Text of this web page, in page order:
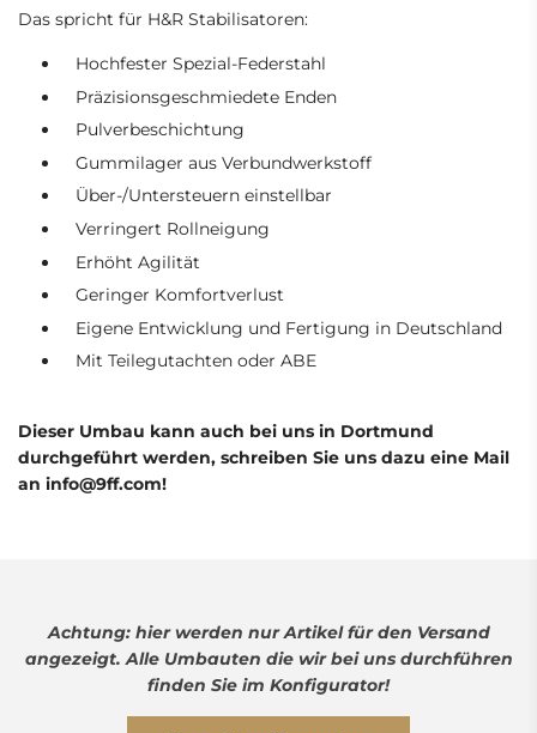
Das spricht für H&R Stabilisatoren:
Hochfester Spezial-Federstahl
Präzisionsgeschmiedete Enden
Pulverbeschichtung
Gummilager aus Verbundwerkstoff
Über-/Untersteuern einstellbar
Verringert Rollneigung
Erhöht Agilität
Geringer Komfortverlust
Eigene Entwicklung und Fertigung in Deutschland
Mit Teilegutachten oder ABE
Dieser Umbau kann auch bei uns in Dortmund
durchgeführt werden, schreiben Sie uns dazu eine Mail
an info@9ff.com!
Achtung: hier werden nur Artikel für den Versand
angezeigt. Alle Umbauten die wir bei uns durchführen
finden Sie im Konfigurator!